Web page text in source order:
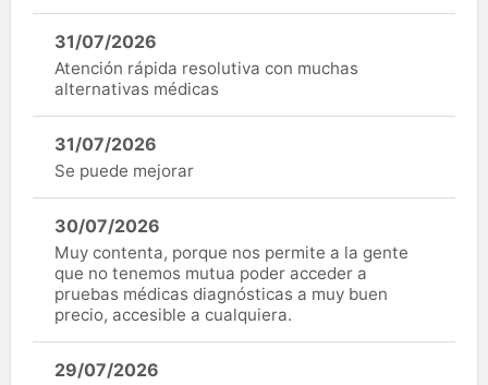
31/07/2026
Atención rápida resolutiva con muchas
alternativas médicas
31/07/2026
Se puede mejorar
30/07/2026
Muy contenta, porque nos permite a la gente
que no tenemos mutua poder acceder a
pruebas médicas diagnósticas a muy buen
precio, accesible a cualquiera.
29/07/2026